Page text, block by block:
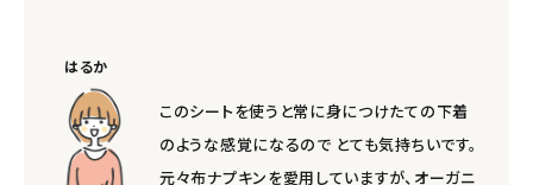
はるか
このシートを使うと常に身につけたての下着
のような感覚になるので とても気持ちいです。
元々布ナプキンを愛用していますが、オーガニ